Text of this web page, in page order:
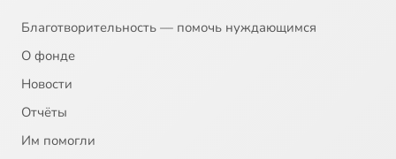
Благотворительность — помочь нуждающимся
О фонде
Новости
Отчёты
Им помогли